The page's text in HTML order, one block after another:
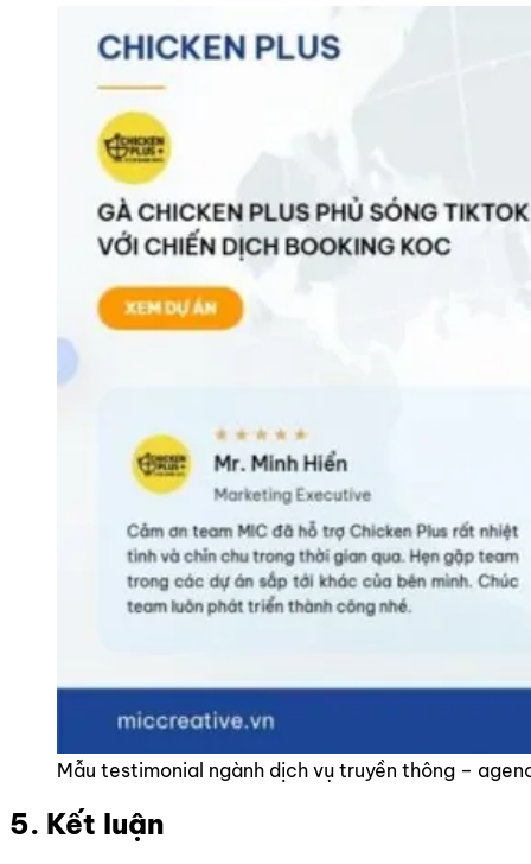
Mẫu testimonial ngành dịch vụ truyền thông –
5. Kết luận